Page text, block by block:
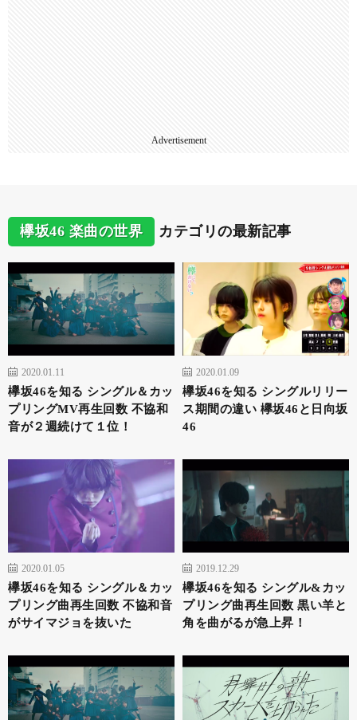
Advertisement
欅坂46 楽曲の世界 カテゴリの最新記事
2020.01.11
欅坂46を知る シングル＆カッ
プリングMV再生回数 不協和
音が２週続けて１位！
2020.01.09
欅坂46を知る シングルリリー
ス期間の違い 欅坂46と日向坂
46
2020.01.05
欅坂46を知る シングル＆カッ
プリング曲再生回数 不協和音
がサイマジョを抜いた
2019.12.29
欅坂46を知る シングル&カッ
プリング曲再生回数 黒い羊と
角を曲がるが急上昇！